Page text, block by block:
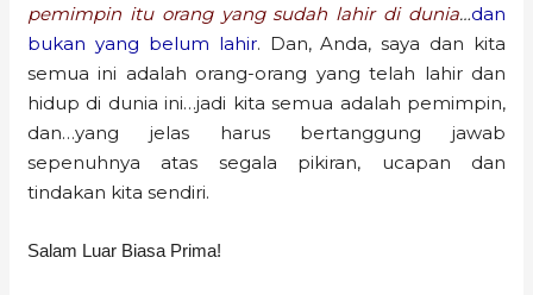
pemimpin itu orang yang sudah lahir di dunia…dan
bukan yang belum lahir. Dan, Anda, saya dan kita
semua ini adalah orang-orang yang telah lahir dan
hidup di dunia ini…jadi kita semua adalah pemimpin,
dan…yang jelas harus bertanggung jawab
sepenuhnya atas segala pikiran, ucapan dan
tindakan kita sendiri.
Salam Luar Biasa Prima!